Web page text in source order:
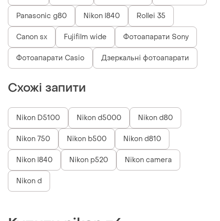
Panasonic g80 Nikon l840 Rollei 35
Canon sx Fujifilm wide Фотоапарати Sony
Фотоапарати Casio Дзеркальні фотоапарати
Схожі запити
Nikon D5100 Nikon d5000 Nikon d80
Nikon 750 Nikon b500 Nikon d810
Nikon l840 Nikon p520 Nikon camera
Nikon d